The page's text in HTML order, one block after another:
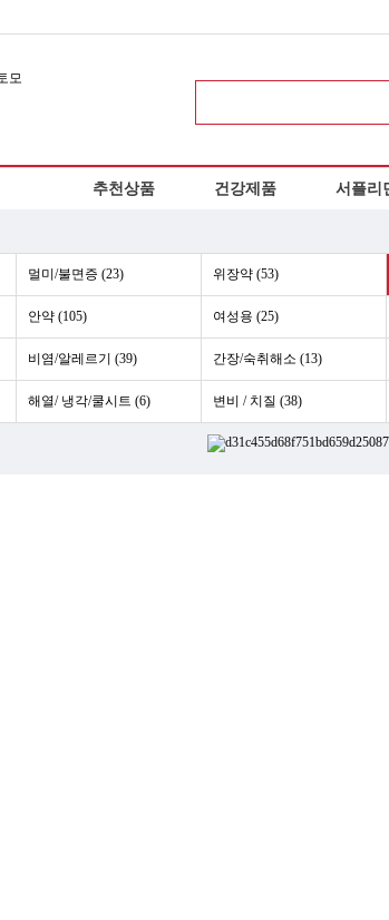
추천상품 건강제품 서플리
멀미/불면증 (23) 위장약 (53)
안약 (105) 여성용 (25)
비염/알레르기 (39) 간장/숙취해소 (13)
해열/ 냉각/쿨시트 (6) 변비 / 치질 (38)